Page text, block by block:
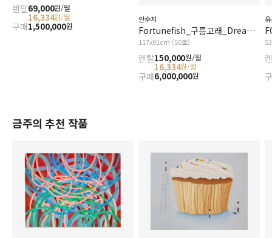
렌탈69,000원/월
16,334원/월
구매1,500,000원
안수지
Fortunefish_구름고래_Dreams Come True
117x91cm (50호)
렌탈150,000원/월
16,334원/월
구매6,000,000원
금주의 추천 작품